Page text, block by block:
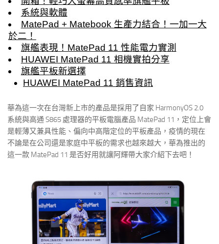
系統與軟體
MatePad + Matebook 生產力結合！一加一大
於二！
旗艦表現！MatePad 11 性能電力實測
HUAWEI MatePad 11 相機實拍分享
旗艦平板新選擇
HUAWEI MatePad 11 銷售資訊
華為這一次在台灣新上市的產品是採用了自家 HarmonyOS 2.0
系統與高通 S865 處理器的平板電腦產品 MatePad 11，定位上會
是輕薄又兼具性能、偏向中高階定位的平板產品，疫情的現在
不論是在公司還是家庭中平板的需求也越來越大，華為推出的
這一款 MatePad 11 是否好用就讓阿輝帶大家介紹下去吧！